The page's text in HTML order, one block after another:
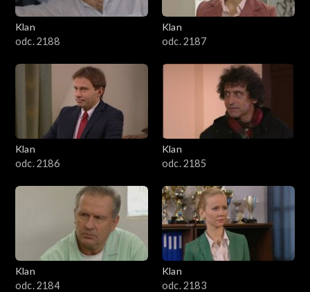
2301–2400
2201–2300
2101–2200
2001–2100
1901–2000
1801–1900
1701–1800
1601–1700
Klan
odc. 2188
Klan
odc. 2187
Klan
odc. 2186
Klan
odc. 2185
Klan
odc. 2184
Klan
odc. 2183